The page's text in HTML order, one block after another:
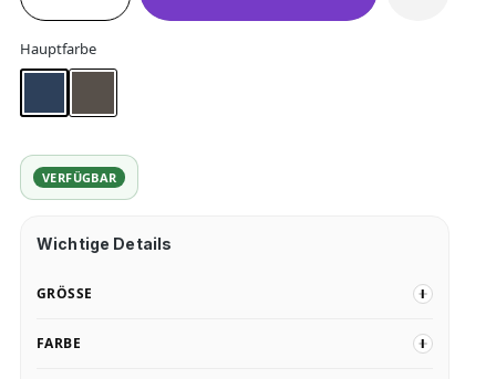
Hauptfarbeauswählen
VERFÜGBAR
Wichtige Details
GRÖSSE
FARBE